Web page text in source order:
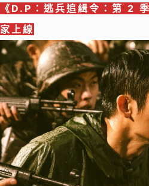
《 D.P：逃兵追緝令：第 2 季
家 上線